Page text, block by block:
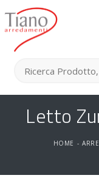
Letto
HOME -